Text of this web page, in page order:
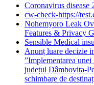
Coronavirus disease
cw-check-https://
Nohemyoro Leak
Features & Privacy
Sensible Medical
Anunț luare decizie
”Implementarea
județul Dâmbovița-
schimbare de